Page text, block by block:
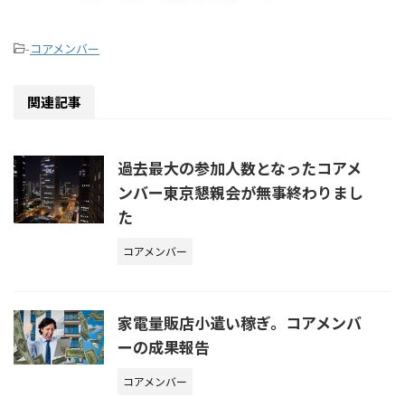
-コアメンバー
関連記事
過去最大の参加人数となったコアメ
ンバー東京懇親会が無事終わりまし
た
コアメンバー
家電量販店小遣い稼ぎ。コアメンバ
ーの成果報告
コアメンバー